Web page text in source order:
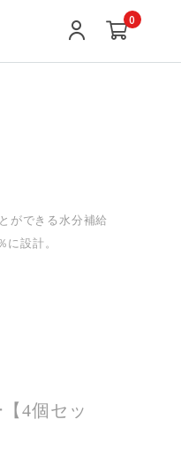
0
ができる水分補給
設計。
4個セッ